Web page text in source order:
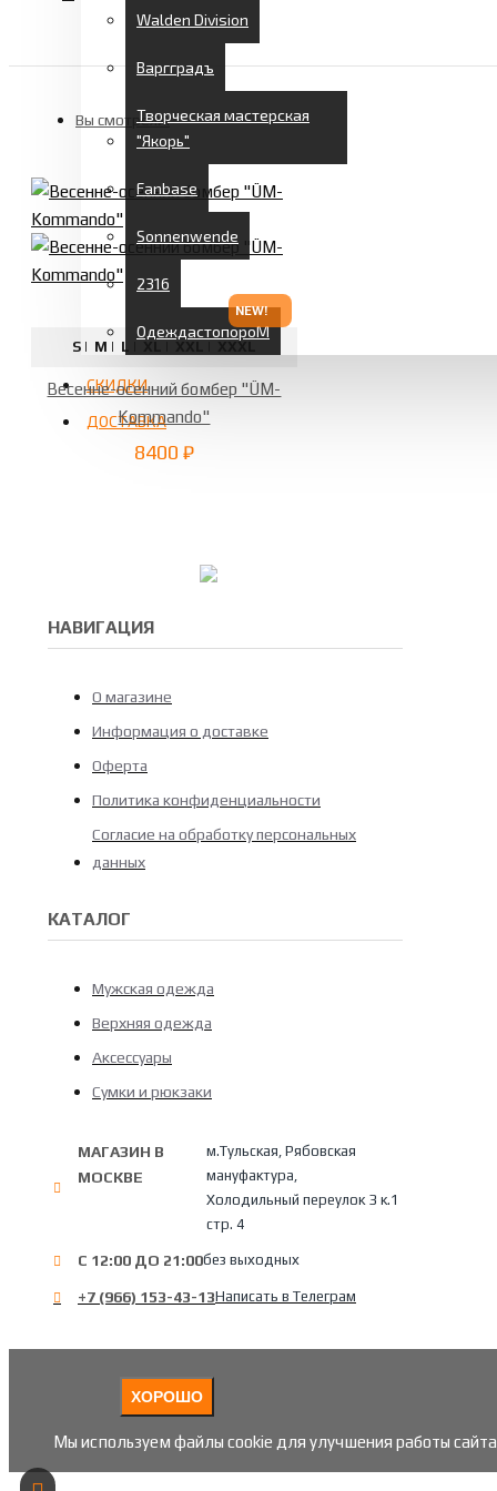
Walden Division
Варгградъ
Творческая мастерская
"Якорь"
Fanbase
Sonnenwende
2316
ОдеждастопороМ
СКИДКИ
ДОСТАВКА
Вы смотрели:
NEW!
S | M | L |
Весенне-осенний бомбер "ÜM-
Kommando"
8400 ₽
НАВИГАЦИЯ
О магазине
Информация о доставке
Оферта
Политика конфиденциальности
Согласие на обработку персональных
данных
КАТАЛОГ
Мужская одежда
Верхняя одежда
Аксессуары
Сумки и рюкзаки
МАГАЗИН В
МОСКВЕ
м.Тульская, Рябовская
мануфактура,
Холодильный переулок 3 к.1
стр. 4
С 12:00 ДО 21:00без выходных
+7 (966) 153-43-13Написать в Телеграм
ХОРОШО
Мы используем файлы cookie для улучшения работы